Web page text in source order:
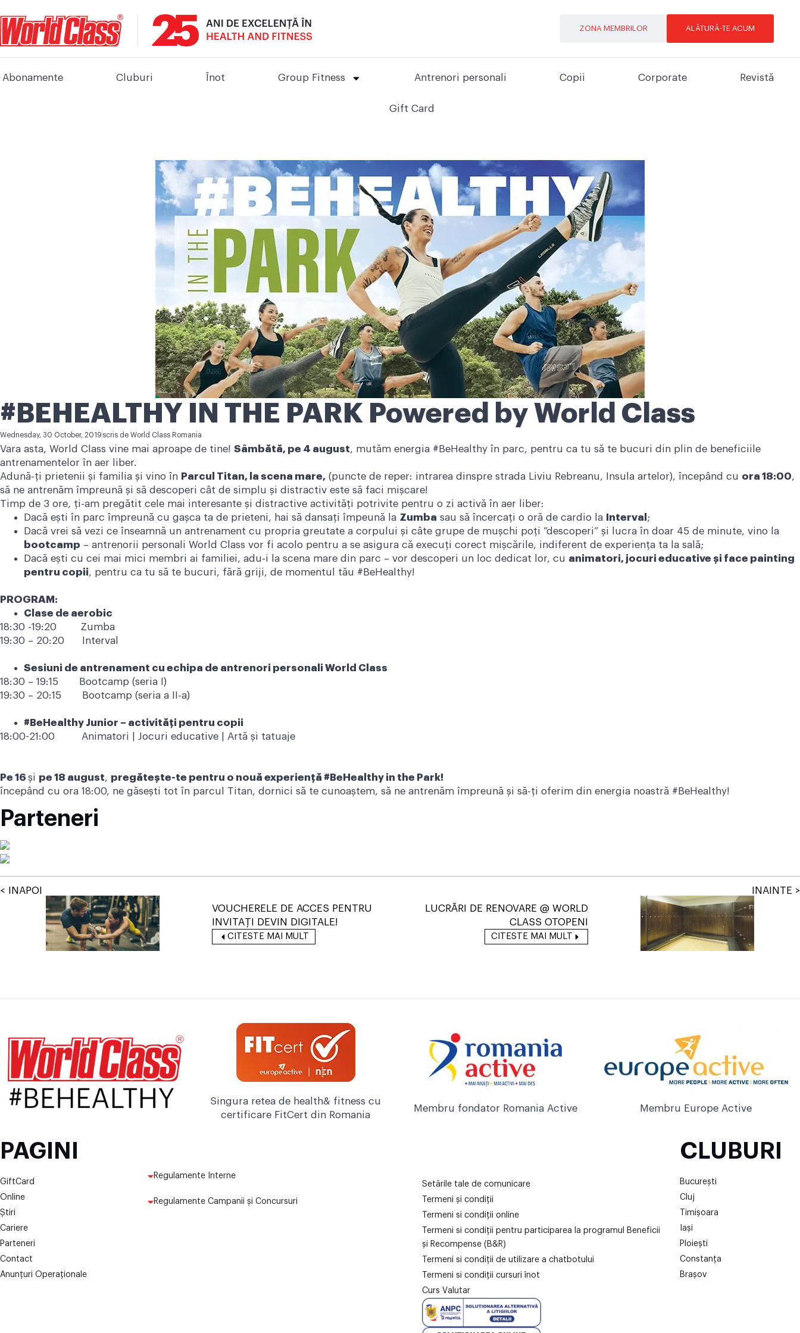
ZONA MEMBRILOR ALĂTURĂ-TE ACUM
Abonamente Cluburi Înot Group Fitness Antrenori personali Copii Corporate Revistă
Gift Card
#BEHEALTHY IN THE PARK Powered by World Class
Wednesday, 30 October, 2019 scris de World Class Romania
Vara asta, World Class vine mai aproape de tine! Sâmbătă, pe 4 august, mutăm energia #BeHealthy în parc, pentru ca tu să te bucuri din plin de beneficiile
antrenamentelor în aer liber.
Adună-ți prietenii și familia și vino în Parcul Titan, la scena mare, (puncte de reper: intrarea dinspre strada Liviu Rebreanu, Insula artelor), începând cu ora 18:00,
să ne antrenăm împreună și să descoperi cât de simplu și distractiv este să faci mișcare!
Timp de 3 ore, ți-am pregătit cele mai interesante și distractive activități potrivite pentru o zi activă în aer liber:
Dacă ești în parc împreună cu gașca ta de prieteni, hai să dansați împeună la Zumba sau să încercați o oră de cardio la Interval ;
Dacă vrei să vezi ce înseamnă un antrenament cu propria greutate a corpului și câte grupe de mușchi poți ”descoperi” și lucra în doar 45 de minute, vino la
bootcamp – antrenorii personali World Class vor fi acolo pentru a se asigura că execuți corect mișcările, indiferent de experiența ta la sală;
Dacă ești cu cei mai mici membri ai familiei, adu-i la scena mare din parc – vor descoperi un loc dedicat lor, cu animatori, jocuri educative și face painting
pentru copii, pentru ca tu să te bucuri, fără griji, de momentul tău #BeHealthy!
PROGRAM:
Clase de aerobic
18:30 -19:20 Zumba
19:30 – 20:20 Interval
Sesiuni de antrenament cu echipa de antrenori personali World Class
18:30 – 19:15 Bootcamp (seria I)
19:30 – 20:15 Bootcamp (seria a II-a)
#BeHealthy Junior – activități pentru copii
18:00-21:00 Animatori | Jocuri educative | Artă și tatuaje
Pe 16 și pe 18 august, pregătește-te pentru o nouă experiență #BeHealthy in the Park!
începând cu ora 18:00, ne găsești tot în parcul Titan, dornici să te cunoaștem, să ne antrenăm împreună și să-ți oferim din energia noastră #BeHealthy!
Parteneri
< INAPOI
VOUCHERELE DE ACCES PENTRU
INVITAȚI DEVIN DIGITALE!
CITESTE MAI MULT
INAINTE >
LUCRĂRI DE RENOVARE @ WORLD
CLASS OTOPENI
CITESTE MAI MULT
Singura retea de health& fitness cu
certificare FitCert din Romania
Membru fondator Romania Active Membru Europe Active
PAGINI
GiftCard
Online
Știri
Cariere
Parteneri
Contact
Anunțuri Operaționale
Regulamente Interne
Regulamente Campanii și Concursuri
Setările tale de comunicare
Termeni și condiții
Termeni si condiții online
Termeni si condiții pentru participarea la programul Beneficii
și Recompense (B&R)
Termeni si condiții de utilizare a chatbotului
Termeni si condiții cursuri înot
Curs Valutar
CLUBURI
București
Cluj
Timișoara
Iași
Ploiești
Constanța
Brașov